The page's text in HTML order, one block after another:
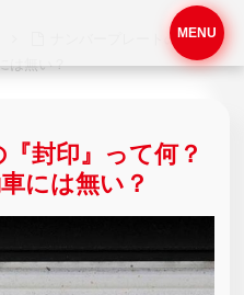
ナンバープレートの『封
は無い？
封印』って何？
には無い？
MENU